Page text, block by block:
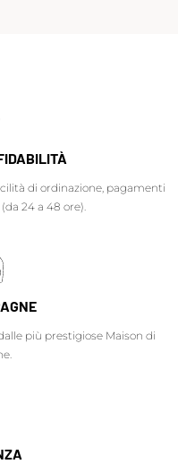
di ordinazione, pagamenti
24 a 48 ore).
più prestigiose Maison di